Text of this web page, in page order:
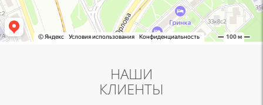
НАШИ
КЛИЕНТЫ